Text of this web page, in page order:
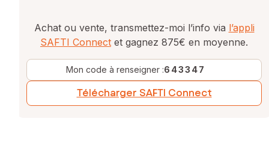
Achat ou vente, transmettez-moi l’info via l’appli
SAFTI Connect et gagnez 875€ en moyenne.
Mon code à renseigner :643347
Télécharger SAFTI Connect